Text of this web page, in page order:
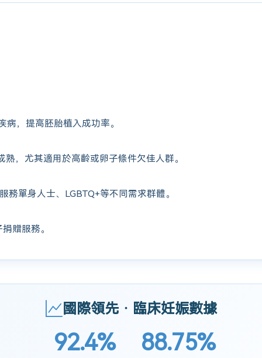
病，提高胚胎植入成功率。
熟，尤其適用於高齡或卵子條件欠佳人群。
務單身人士、LGBTQ+等不同需求群體。
贈服務。
國際領先 · 臨床妊娠數據
92.4% 88.75%